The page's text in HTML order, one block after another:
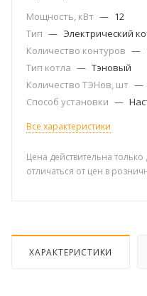
Мощность, кВт — 12
Тип — Электрический
Количество контуров —
Тип котла — Тэновый
Количество ТЭНов, шт —
Способ установки —
Все характеристики
Цена действительна
отличаться от цен в
ХАРАКТЕРИСТИКИ